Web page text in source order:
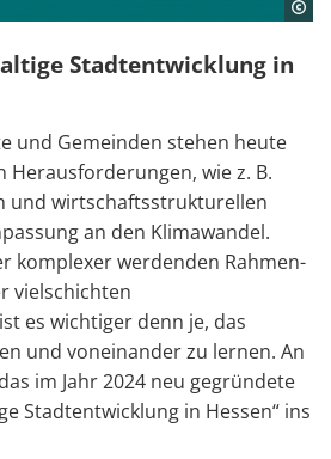
Stadtentwicklung in
und Gemeinden stehen heute
Heraus­forderungen, wie z. B.
und wirtschafts­struk­tu­rellen
an den Klimawandel.
komplexer werdenden Rahmen­
vielschichten
es wichtiger denn je, das
und voneinander zu lernen. An
im Jahr 2024 neu gegründete
Stadtentwicklung in Hessen“ ins